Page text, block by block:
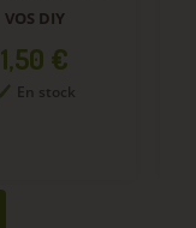
VOS DIY
Prix
1,50 €
En stock